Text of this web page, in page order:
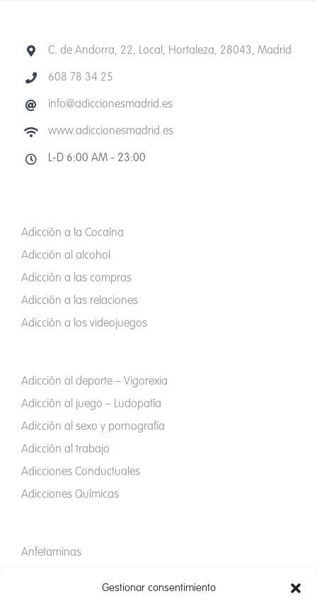
Gestionar consentimiento
C. de Andorra, 22, Local, Hortaleza, 28043, Madrid
608 78 34 25
info@adiccionesmadrid.es
www.adiccionesmadrid.es
L-D 6:00 AM - 23:00
Adicción a la Cocaína
Adicción al alcohol
Adicción a las compras
Adicción a las relaciones
Adicción a los videojuegos
Adicción al deporte – Vigorexia
Adicción al juego – Ludopatía
Adicción al sexo y pornografía
Adicción al trabajo
Adicciones Conductuales
Adicciones Químicas
Anfetaminas